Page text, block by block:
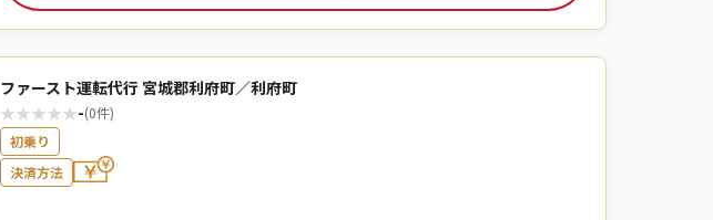
ファースト運転代行 宮城郡利府町／利府町
★★★★★-(0件)
初乗り
決済方法